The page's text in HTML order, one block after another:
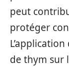
peut
protéger
de thym sur